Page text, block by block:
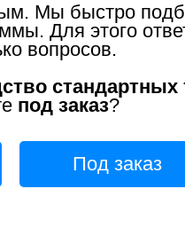
Мы быстро
Для этого
вопросов.
стандартных
под заказ?
Под заказ